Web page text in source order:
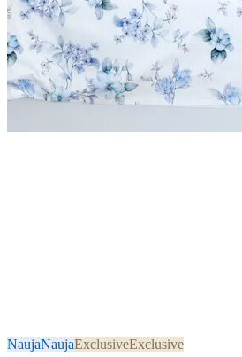
NaujaNaujaExclusiveExclusive